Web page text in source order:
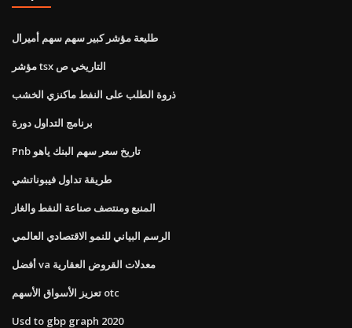
طليعة مؤشر كبير سهم سهم أميرال
مؤشر tsx التاريخي ص
ذروة الطلب على النفط ماكنزي الخشب
برنامج التداول دورة
Pnb تاريخ سعر سهم البنك ياهو
طريقة تداول فيبوناتشي
المنبع ومنتصف صناعة النفط والغاز
الرسم البياني للنمو الاقتصادي العالمي
أفضل va معدلات القروض العقارية
تعزيز الأسواق الأسهم otc
Usd to gbp graph 2020